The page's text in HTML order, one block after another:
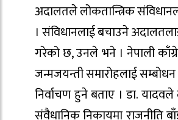
अदालतले लोकतान्त्रिक
। संविधानलाई बचाउने
गरेको छ, उनले भने । नेपाली
जन्मजयन्ती समारोहलाई
निर्वाचण हुने बताए । डा. यादवले
संवैधानिक निकायमा राजनीति